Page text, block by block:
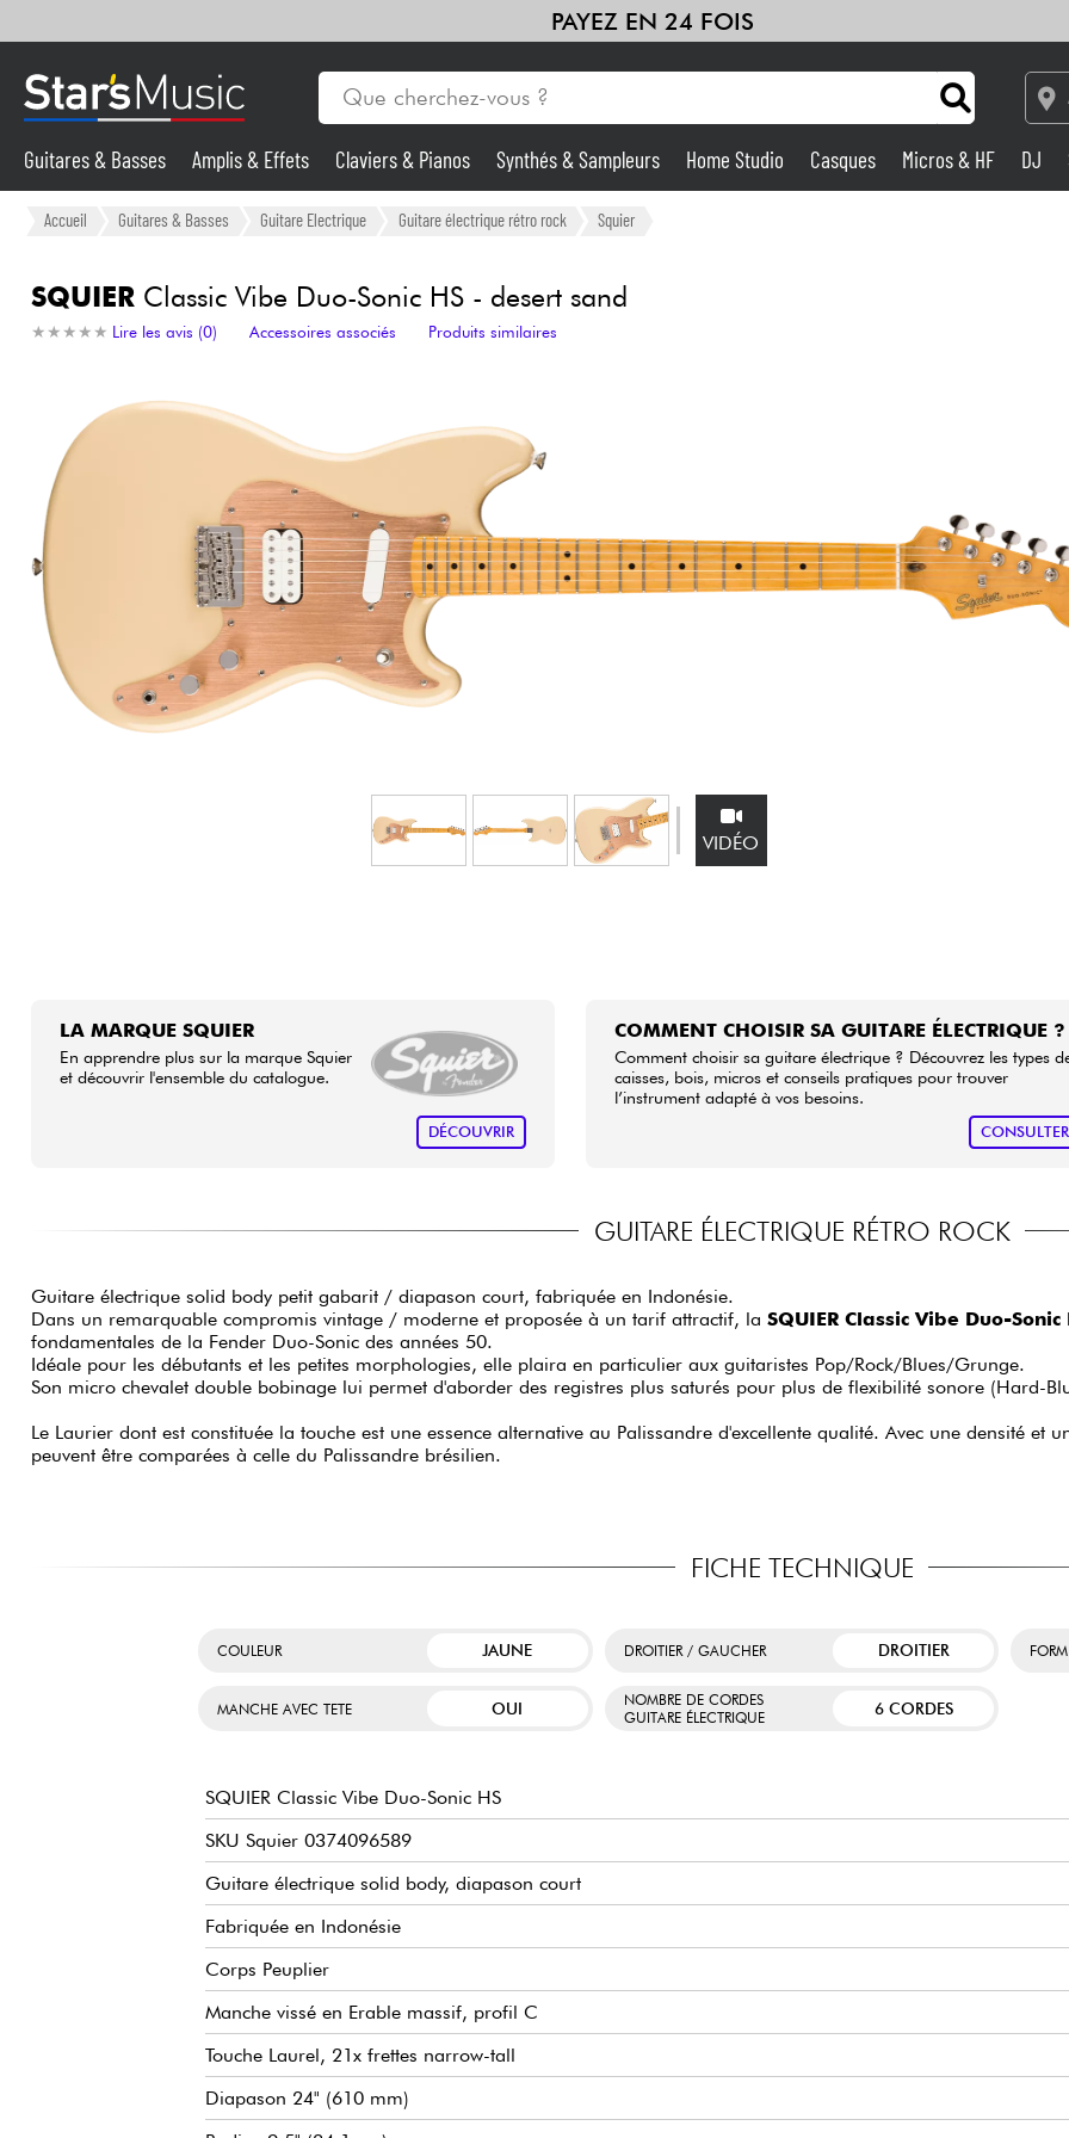
PAYEZ EN 24 FOIS
Guitares & Basses Amplis & Effets
Synthés & Sampleurs
Micros & HF
Eclairage
Violons & Quatuor
Packs
Voir nos marques
Guitares & Basses Amplis & Effets Claviers & Pianos Synthés & Sampleurs Home Studio Casques Micros & HF DJ
Accueil Guitares & Basses Guitare Electrique Guitare électrique rétro rock Squier
SQUIERClassic Vibe Duo-Sonic HS - desert sand
★ ★ ★ ★ ★
★ ★ ★ ★ ★ Lire les avis (0) Accessoires associés Produits similaires
VIDÉO
LA MARQUE SQUIER
En apprendre plus sur la marque Squier
et découvrir l'ensemble du catalogue.
DÉCOUVRIR
COMMENT CHOISIR SA GUITARE ÉLECTRIQUE ?
Comment choisir sa guitare électrique ? Découvrez les types
caisses, bois, micros et conseils pratiques pour trouver
l’instrument adapté à vos besoins.
CONSULTER
GUITARE ÉLECTRIQUE RÉTRO ROCK
Guitare électrique solid body petit gabarit / diapason court, fabriquée en Indonésie.
Dans un remarquable compromis vintage / moderne et proposée à un tarif attractif, la SQUIER Classic Vibe Duo-
fondamentales de la Fender Duo-Sonic des années 50.
Idéale pour les débutants et les petites morphologies, elle plaira en particulier aux guitaristes Pop/Rock/Blues/Grunge.
Son micro chevalet double bobinage lui permet d'aborder des registres plus saturés pour plus de flexibilité sonore (Hard-
Le Laurier dont est constituée la touche est une essence alternative au Palissandre d'excellente qualité. Avec une densité et
peuvent être comparées à celle du Palissandre brésilien.
FICHE TECHNIQUE
COULEUR JAUNE DROITIER / GAUCHER DROITIER
MANCHE AVEC TETE OUI
NOMBRE DE CORDES
GUITARE ÉLECTRIQUE
6 CORDES
SQUIER Classic Vibe Duo-Sonic HS
SKU Squier 0374096589
Guitare électrique solid body, diapason court
Fabriquée en Indonésie
Corps Peuplier
Manche vissé en Erable massif, profil C
Touche Laurel, 21x frettes narrow-tall
Diapason 24" (610 mm)